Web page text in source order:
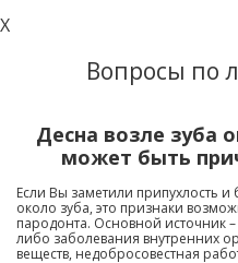
X
Вопросы по
Десна возле зуба
может быть
Если Вы заметили припухлость
около зуба, это признаки
пародонта. Основной источник
либо заболевания внутренних
веществ, недобросовестная